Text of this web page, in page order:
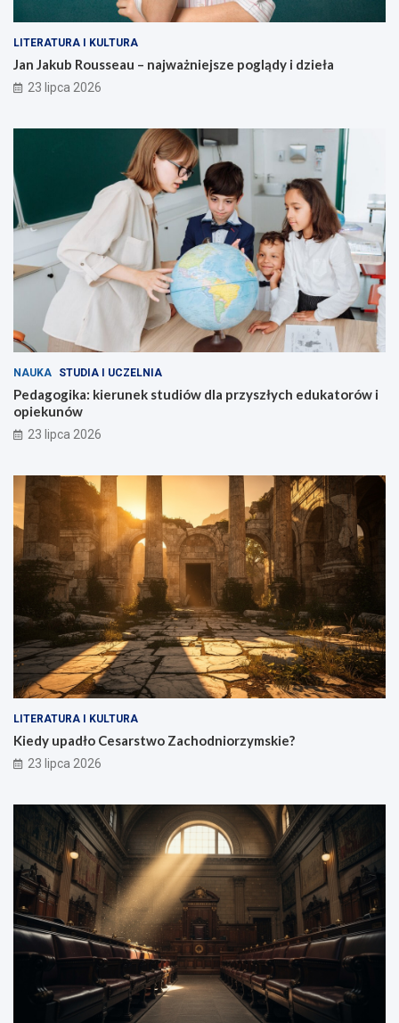
LITERATURA I KULTURA
Jan Jakub Rousseau – najważniejsze poglądy i dzieła
23 lipca 2026
NAUKA STUDIA I UCZELNIA
Pedagogika: kierunek studiów dla przyszłych edukatorów i
opiekunów
23 lipca 2026
LITERATURA I KULTURA
Kiedy upadło Cesarstwo Zachodniorzymskie?
23 lipca 2026